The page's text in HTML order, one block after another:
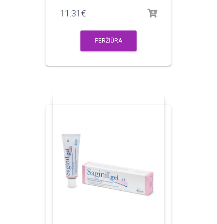
11.31 €
PERŽIŪRA